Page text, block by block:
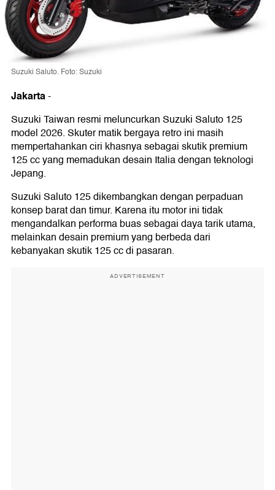
Suzuki Saluto. Foto: Suzuki
Jakarta-
Suzuki Taiwan resmi meluncurkan Suzuki Saluto 125
model 2026. Skuter matik bergaya retro ini masih
mempertahankan ciri khasnya sebagai skutik premium
125 cc yang memadukan desain Italia dengan teknologi
Jepang.
Suzuki Saluto 125 dikembangkan dengan perpaduan
konsep barat dan timur. Karena itu motor ini tidak
mengandalkan performa buas sebagai daya tarik utama,
melainkan desain premium yang berbeda dari
kebanyakan skutik 125 cc di pasaran.
ADVERTISEMENT